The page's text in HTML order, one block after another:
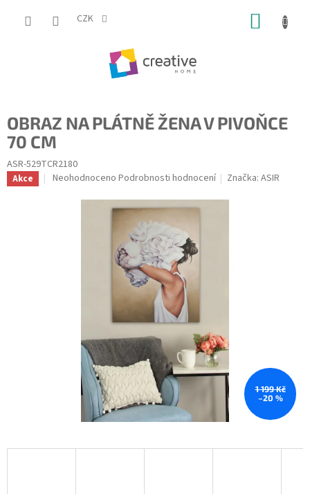
CZK
OBRAZ NA PLÁTNĚ ŽENA V PIVOŇCE
70 CM
ASR-529TCR2180
Akce
Průměrné
produktu
Neohodnoceno Podrobnosti hodnocení Značka:ASIR
1 199 Kč
–20 %